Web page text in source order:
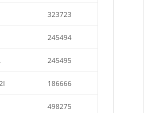
323723
245494
245495
186666
498275